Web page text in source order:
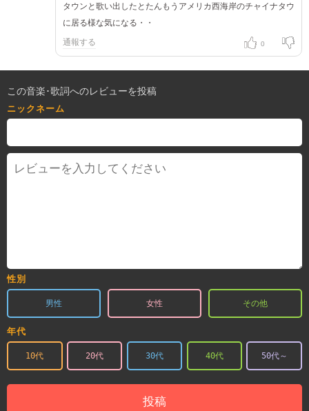
タウンと歌い出したとたんもうアメリカ西海岸のチャイナタウ
に居る様な気になる・・
通報する 0
この音楽･歌詞へのレビューを投稿
ニックネーム
性別
男性 女性 その他
年代
10代 20代 30代 40代 50代～
投稿